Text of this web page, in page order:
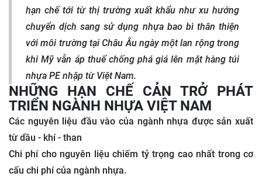
hạn chế tới từ thị trường xuất khẩu như xu hướng
chuyển dịch sang sử dụng nhựa bao bì thân thiện
với môi trường tại Châu Âu ngày một lan rộng trong
khi Mỹ vẫn áp thuế chống phá giá lên mặt hàng túi
nhựa PE nhập từ Việt Nam.
NHỮNG HẠN CHẾ CẢN TRỞ PHÁT
TRIỂN NGÀNH NHỰA VIỆT NAM
Các nguyên liệu đầu vào của ngành nhựa được sản xuất
từ dầu - khí - than
Chi phí cho nguyên liệu chiếm tỷ trọng cao nhất trong cơ
cấu chi phí của ngành nhựa.